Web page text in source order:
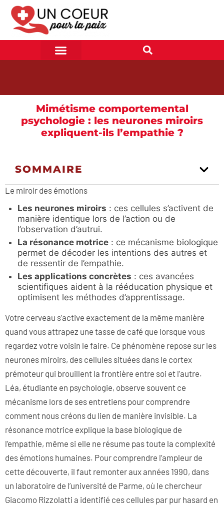
Mimétisme comportemental
psychologie : les neurones miroirs
expliquent-ils l’empathie ?
SOMMAIRE
Le miroir des émotions
Les neurones miroirs : ces cellules s’activent de
manière identique lors de l’action ou de
l’observation d’autrui.
La résonance motrice : ce mécanisme biologique
permet de décoder les intentions des autres et
de ressentir de l’empathie.
Les applications concrètes : ces avancées
scientifiques aident à la rééducation physique et
optimisent les méthodes d’apprentissage.
Votre cerveau s’active exactement de la même manière
quand vous attrapez une tasse de café que lorsque vous
regardez votre voisin le faire. Ce phénomène repose sur les
neurones miroirs, des cellules situées dans le cortex
prémoteur qui brouillent la frontière entre soi et l’autre.
Léa, étudiante en psychologie, observe souvent ce
mécanisme lors de ses entretiens pour comprendre
comment nous créons du lien de manière invisible. La
résonance motrice explique la base biologique de
l’empathie, même si elle ne résume pas toute la complexité
des émotions humaines. Pour comprendre l’ampleur de
cette découverte, il faut remonter aux années 1990, dans
un laboratoire de l’université de Parme, où le chercheur
Giacomo Rizzolatti a identifié ces cellules par pur hasard en